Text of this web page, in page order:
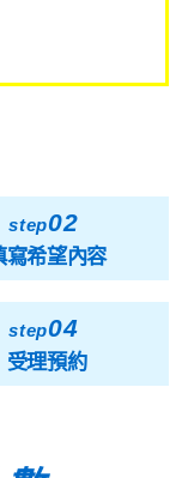
step02
寫希望內容
step04
受理預約